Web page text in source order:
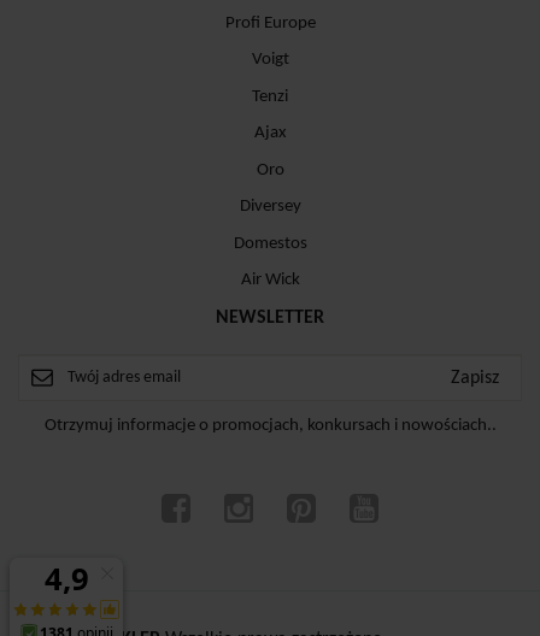
Profi Europe
Voigt
Tenzi
Ajax
Oro
Diversey
Domestos
Air Wick
NEWSLETTER
Otrzymuj informacje o promocjach, konkursach i nowościach..